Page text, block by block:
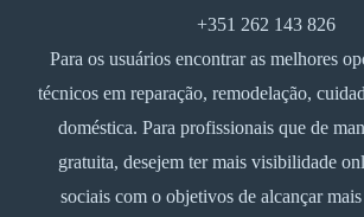
+351 262 143 826
Para os usuários encontrar as melhores
técnicos em reparação, remodelação,
doméstica. Para profissionais que de
gratuita, desejem ter mais visibilidade
sociais com o objetivos de alcançar